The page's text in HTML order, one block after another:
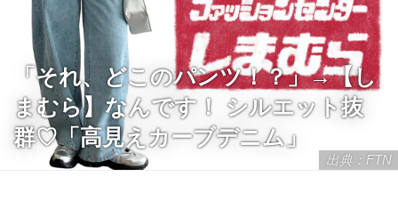
出典：FTN
「それ、どこのパンツ！？」→【し
まむら】なんです！ シルエット抜
群♡「高見えカーブデニム」